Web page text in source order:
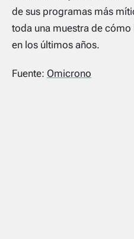
de sus programas más
toda una muestra de
en los últimos años.
Fuente: Omicrono